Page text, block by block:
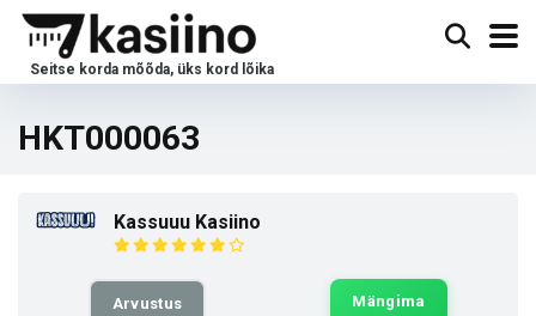
HKT000063
Kassuuu Kasiino
Arvustus Mängima